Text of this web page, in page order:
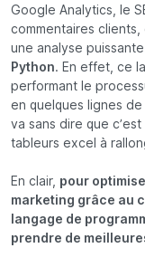
Google Analytics, le
commentaires
une analyse
Python. En effet, ce
performant le
en quelques lignes
va sans dire que
tableurs excel à
En clair, pour
marketing grâce au
langage de
prendre de